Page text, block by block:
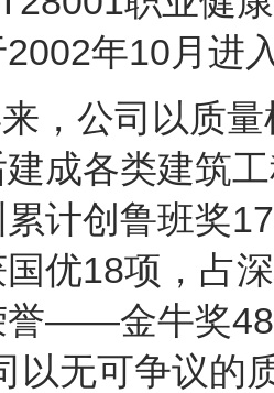
年10月进
公司以质量
成各类建筑
计创鲁班奖
优18项，占
誉——金牛奖
以无可争议的